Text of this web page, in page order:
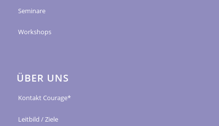
Seminare
Workshops
ÜBER UNS
Kontakt Courage*
Leitbild / Ziele